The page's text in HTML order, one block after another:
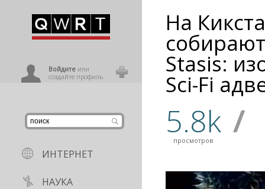
Войдитеили
создайте профиль
ИНТЕРНЕТ
НАУКА
На
Stasis:
Sci-Fi
5.8k
просмотров /